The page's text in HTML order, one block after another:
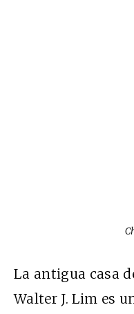
La antigua casa
Walter J. Lim es